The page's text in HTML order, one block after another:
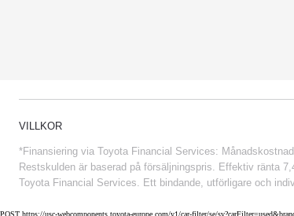
VILLKOR
*Finansiering via Toyota Financial Services:
Restskulden är baserad på försäljningspris. Effektiv ränta
Toyota Financial Services. Ett bindande, utförligare och
POST https://usc-webcomponents.toyota-europe.com/v1/car-filter/se/